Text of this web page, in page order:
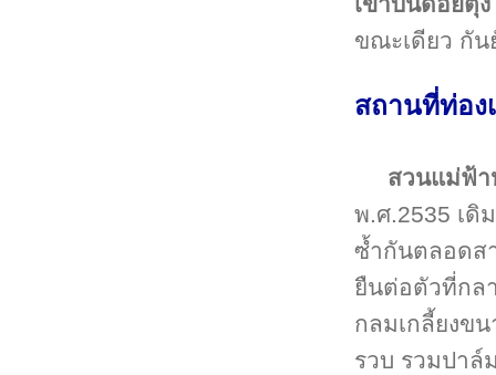
ขณะเดียว กัน
สถานที่ท่อง
สวนแม่ฟ้า
พ.ศ.2535 เดิ
ซ้ำกันตลอดส
ยืนต่อตัวที่กล
กลมเกลี้ยงข
รวบ รวมปาล์